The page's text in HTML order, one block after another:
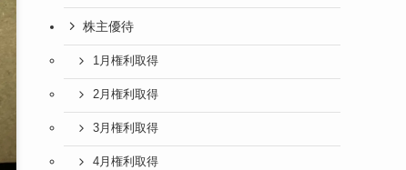
株主優待
1月権利取得
2月権利取得
3月権利取得
4月権利取得